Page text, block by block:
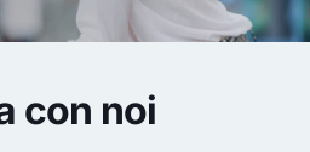
con noi